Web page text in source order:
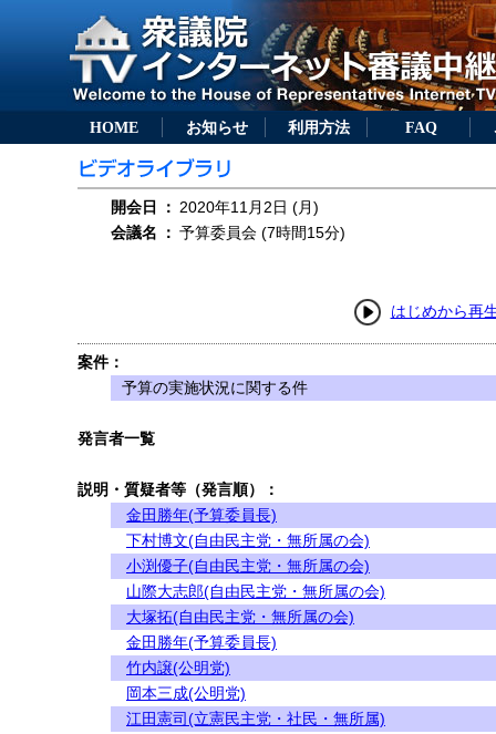
HOME お知らせ 利用方法 FAQ
開会日 ： 2020年11月2日 (月)
会議名
： 予算委員会 (7時間15分)
はじめから再
案件：
予算の実施状況に関する件
発言者一覧
説明・質疑者等（発言順）：
金田勝年(予算委員長)
下村博文(自由民主党・無所属の会)
小渕優子(自由民主党・無所属の会)
山際大志郎(自由民主党・無所属の会)
大塚拓(自由民主党・無所属の会)
金田勝年(予算委員長)
竹内譲(公明党)
岡本三成(公明党)
江田憲司(立憲民主党・社民・無所属)